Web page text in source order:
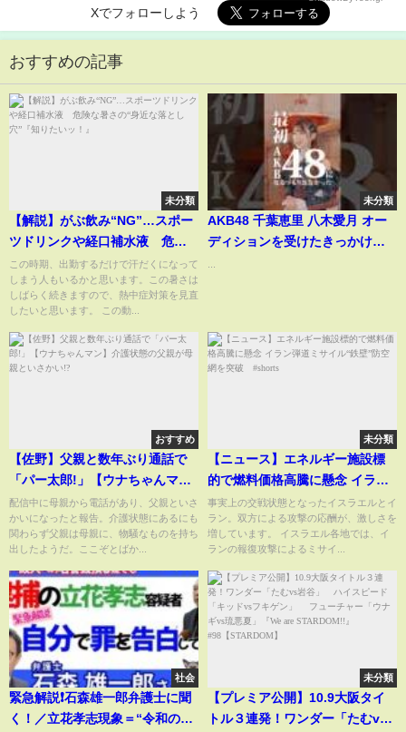
Xでフォローしよう
おすすめの記事
未分類
【解説】がぶ飲み“NG”…スポー
ツドリンクや経口補水液 危険
な暑さの“身近な落とし穴”『知
りたいッ！』
この時期、出勤するだけで汗だくになって
しまう人もいるかと思います。この暑さは
しばらく続きますので、熱中症対策を見直
したいと思います。 この動...
未分類
AKB48 千葉恵里 八木愛月 オー
ディションを受けたきっかけは❓️
おすすめ
【佐野】父親と数年ぶり通話で
「パー太郎!」【ウナちゃんマ
ン】介護状態の父親が母親とい
さかい!?
配信中に母親から電話があり、父親といさ
かいになったと報告。介護状態にあるにも
関わらず父親は母親に、物騒なものを持ち
出したようだ。ここぞとばか...
未分類
【ニュース】エネルギー施設標
的で燃料価格高騰に懸念 イラン
弾道ミサイル“鉄壁”防空網を突
破 #shorts
事実上の交戦状態となったイスラエルとイ
ラン。双方による攻撃の応酬が、激しさを
増しています。 イスラエル各地では、イ
ランの報復攻撃によるミサイ...
社会
緊急解説❗石森雄一郎弁護士に聞
く！／立花孝志現象＝“令和のカ
未分類
【プレミア公開】10.9大阪タイ
トル３連発！ワンダー「たむvs